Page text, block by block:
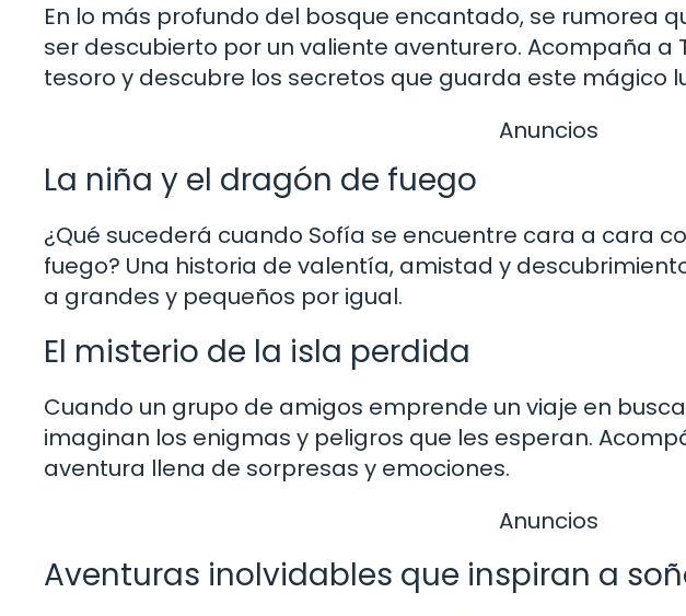
En lo más profundo del bosque encantado, se rumorea
ser descubierto por un valiente aventurero. Acompaña a
tesoro y descubre los secretos que guarda este mágico
Anuncios
La niña y el dragón de fuego
¿Qué sucederá cuando Sofía se encuentre cara a cara
fuego? Una historia de valentía, amistad y
a grandes y pequeños por igual.
El misterio de la isla perdida
Cuando un grupo de amigos emprende un viaje en
imaginan los enigmas y peligros que les esperan.
aventura llena de sorpresas y emociones.
Anuncios
Aventuras inolvidables que inspiran a